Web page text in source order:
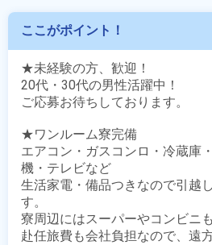
ここがポイント！
★未経験の方、歓迎！
20代・30代の男性活躍中！
ご応募お待ちしております。
★ワンルーム寮完備
エアコン・ガスコンロ・冷蔵庫
機・テレビなど
生活家電・備品つきなので引越
す。
寮周辺にはスーパーやコンビニ
赴任旅費も会社負担なので、遠